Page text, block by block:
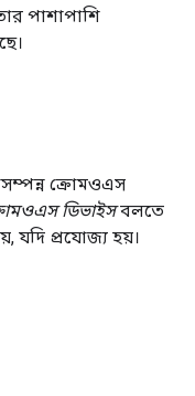
পাশাপাশি
ক্রোমওএস
ডিভাইসবলতে
যদি প্রযোজ্য হয়।